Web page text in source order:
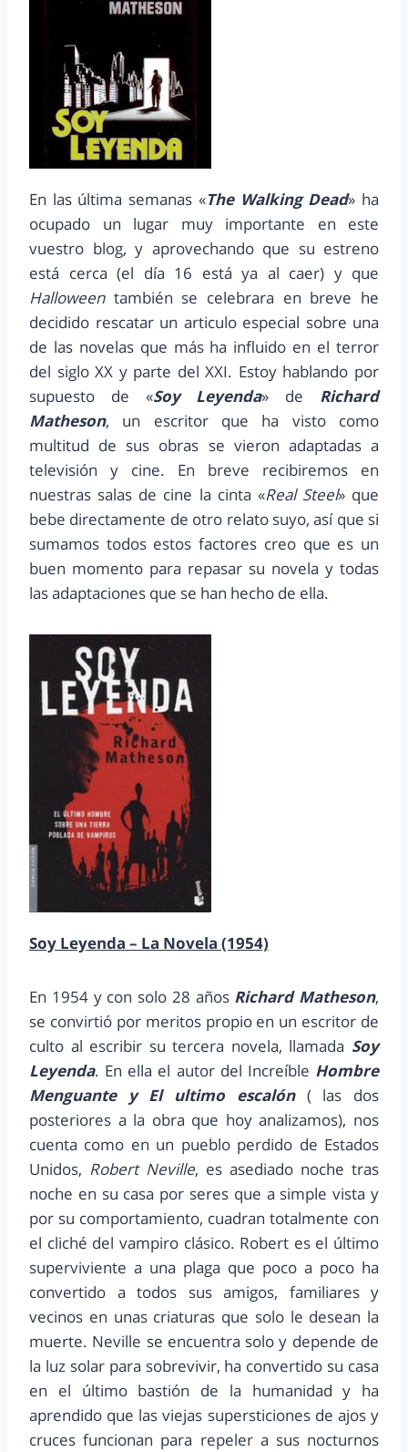
En las última semanas «The Walking Dead» ha
ocupado un lugar muy importante en este
vuestro blog, y aprovechando que su estreno
está cerca (el día 16 está ya al caer) y que
Halloweentambién se celebrara en breve he
decidido rescatar un articulo especial sobre una
de las novelas que más ha influido en el terror
del siglo XX y parte del XXI. Estoy hablando por
supuesto de «Soy Leyenda» de Richard
Matheson, un escritor que ha visto como
multitud de sus obras se vieron adaptadas a
televisión y cine. En breve recibiremos en
nuestras salas de cine la cinta «Real Steel» que
bebe directamente de otro relato suyo, así que si
sumamos todos estos factores creo que es un
buen momento para repasar su novela y todas
las adaptaciones que se han hecho de ella.
Soy Leyenda – La Novela (1954)
En 1954 y con solo 28 años Richard Matheson,
se convirtió por meritos propio en un escritor de
culto al escribir su tercera novela, llamada Soy
Leyenda. En ella el autor del Increíble Hombre
Menguante y El ultimo escalón( las dos
posteriores a la obra que hoy analizamos), nos
cuenta como en un pueblo perdido de Estados
Unidos, Robert Neville, es asediado noche tras
noche en su casa por seres que a simple vista y
por su comportamiento, cuadran totalmente con
el cliché del vampiro clásico. Robert es el último
superviviente a una plaga que poco a poco ha
convertido a todos sus amigos, familiares y
vecinos en unas criaturas que solo le desean la
muerte. Neville se encuentra solo y depende de
la luz solar para sobrevivir, ha convertido su casa
en el último bastión de la humanidad y ha
aprendido que las viejas supersticiones de ajos y
cruces funcionan para repeler a sus nocturnos